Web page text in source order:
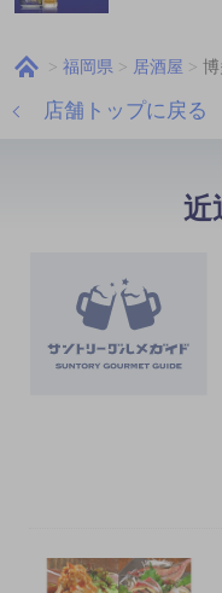
福岡県 居酒屋
店舗トップに戻る
近